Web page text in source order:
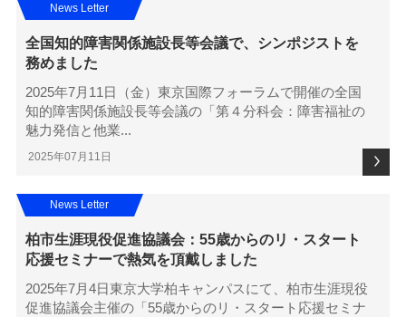
全国知的障害関係施設長等会議で、シンポジストを
務めました
2025年7月11日（金）東京国際フォーラムで開催の全国
知的障害関係施設長等会議の「第４分科会：障害福祉の
魅力発信と他業...
2025年07月11日
News Letter
柏市生涯現役促進協議会：55歳からのリ・スタート
応援セミナーで熱気を頂戴しました
2025年7月4日東京大学柏キャンパスにて、柏市生涯現役
促進協議会主催の「55歳からのリ・スタート応援セミナ
News Letter